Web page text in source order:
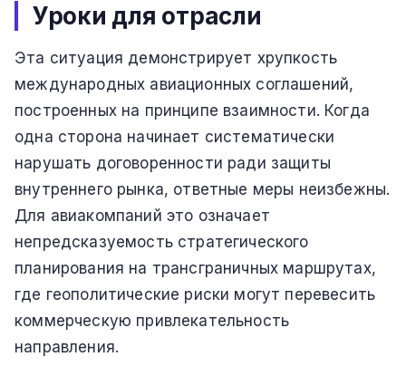
Уроки для отрасли
Эта ситуация демонстрирует хрупкость
международных авиационных соглашений,
построенных на принципе взаимности. Когда
одна сторона начинает систематически
нарушать договоренности ради защиты
внутреннего рынка, ответные меры неизбежны.
Для авиакомпаний это означает
непредсказуемость стратегического
планирования на трансграничных маршрутах,
где геополитические риски могут перевесить
коммерческую привлекательность
направления.